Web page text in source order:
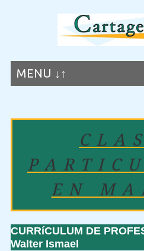
MENU ↓↑
EN
CURRíCULUM DE
Walter Ismael